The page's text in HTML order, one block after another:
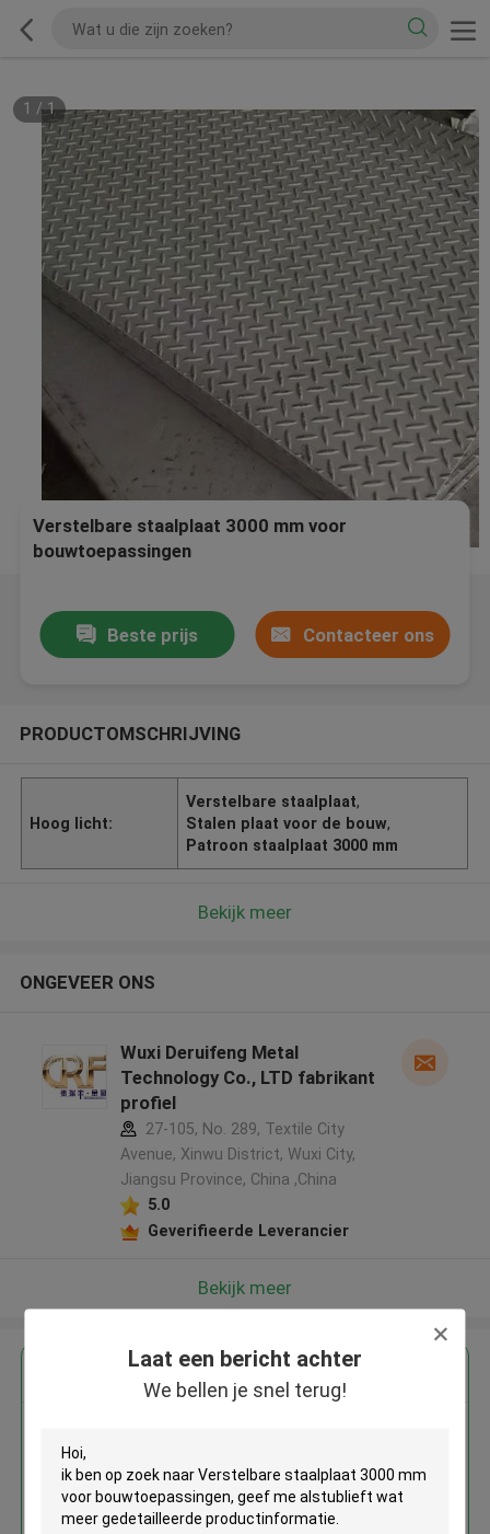
Laat een bericht achter
We bellen je snel terug!
1 /1
Verstelbare staalplaat 3000 mm voor
bouwtoepassingen
Beste prijs Contacteer ons
PRODUCTOMSCHRIJVING
Hoog licht:
Verstelbare staalplaat,
Stalen plaat voor de bouw,
Patroon staalplaat 3000 mm
Bekijk meer
ONGEVEER ONS
Wuxi Deruifeng Metal
Technology Co., LTD fabrikant
profiel
27-105, No. 289, Textile City
Avenue, Xinwu District, Wuxi City,
Jiangsu Province, China ,China
5.0
Geverifieerde Leverancier
Bekijk meer
Krijg de beste prijs voor